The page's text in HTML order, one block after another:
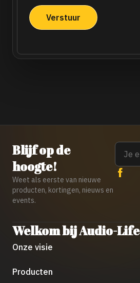
nieuwsbrief
Blijf op de
hoogte!
Weet als eerste van nieuwe
producten, kortingen, nieuws en
events.
Email
Welkom bij Audio-Life
Onze visie
Producten